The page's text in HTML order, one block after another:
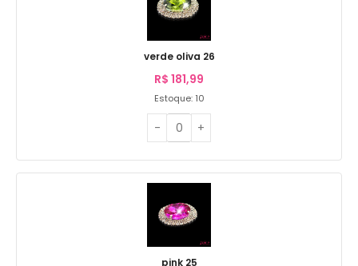
verde oliva 26
R$ 181,99
Estoque: 10
pink 25